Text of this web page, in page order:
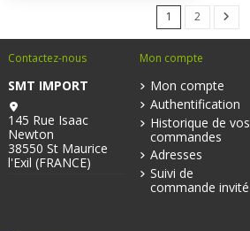
1 2
Contactez-nous
SMT IMPORT
145 Rue Isaac
Newton
38550 St Maurice
l'Exil (FRANCE)
Mon compte
Mon compte
Authentification
Historique de vos
commandes
Adresses
Suivi de
commande invité